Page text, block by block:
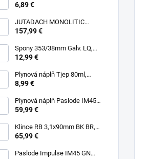
10000ks/box
6,89 €
JUTADACH MONOLITIC
PROFI 160 + 2AP, 75m²/rola
157,99 €
Spony 353/38mm Galv. LQ,
5000 (11600) ks/box
12,99 €
Plynová náplň Tjep 80ml,
červená
8,99 €
Plynová náplň Paslode IM45
30ml, 2ks/box
59,99 €
Klince RB 3,1x90mm BK BR,
3000ks/box
65,99 €
Paslode Impulse IM45 GN